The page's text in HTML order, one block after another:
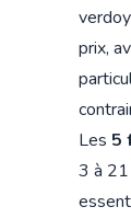
prix,
Les 5
3 à 21